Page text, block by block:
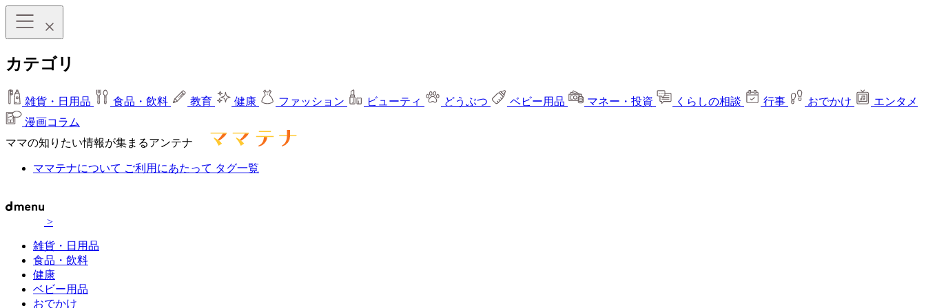
カテゴリ
雑貨・日用品 食品・飲料 教育 健康 ファッション ビューティ どうぶつ ベビー用品 マネー・投資 くらしの相談 行事 おでかけ
エンタメ
漫画コラム
ママの知りたい情報が集まるアンテナ
ママテナについて ご利用にあたって タグ一覧
>
雑貨・日用品
食品・飲料
健康
ベビー用品
おでかけ